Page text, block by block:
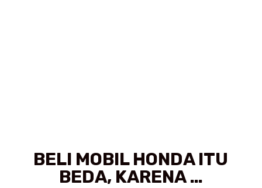
BELI MOBIL HONDA ITU
BEDA, KARENA …